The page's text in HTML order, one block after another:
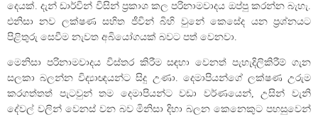
දෙයක්. දැන් ඩාර්වින් විසින් ප්‍රකාශ කල පරිනාමවාදය ඔප්පු කරන්න බැහැ.
එනිසා නව ලක්ෂණ සහිත ජීවින් බිහි වුනේ කෙසේද යන ප්‍රශ්නයට
පිළිතුරු සෙවීම නැවත අබියෝගයක් බවට පත් වෙනවා.
මෙනිසා පරිනාමවාදය විස්තර කිරීම සඳහා වෙනත් පැහැදිලිකිරීම් ගැන
සලකා බලන්න විද්‍යාඥයන්ට සිදු උණා. දෙමාපියන්ගේ ලක්ෂණ උරුම
කරගත්තත් පැටවුන් තම දෙමාපියන්ට වඩා වර්ණයෙන්, උසින් වැනි
දේවල් වලින් වෙනස් වන බව මිනිසා දිහා බලන කෙනෙකුට පහසුවෙන්